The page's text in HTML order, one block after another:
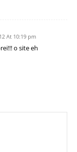
At 10:19 pm
o site eh